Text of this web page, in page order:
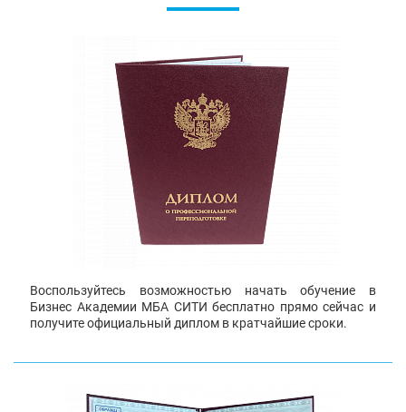
Воспользуйтесь возможностью начать обучение в
Бизнес Академии МБА СИТИ бесплатно прямо сейчас и
получите официальный диплом в кратчайшие сроки.